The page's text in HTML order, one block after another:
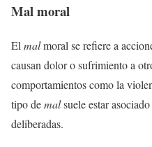
Mal moral
El malmoral se refiere a
causan dolor o sufrimiento a
comportamientos como la
tipo demalsuele estar
deliberadas.